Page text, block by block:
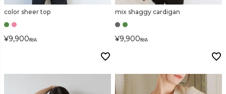
color sheer top
¥9,900税込
mix shaggy cardigan
¥9,900税込